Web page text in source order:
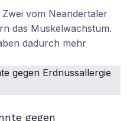
vom Neandertaler
das Muskelwachstum.
dadurch mehr
gegen